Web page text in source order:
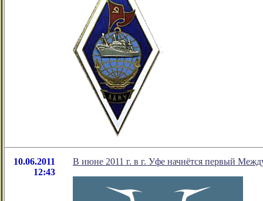
10.06.2011
12:43
В июне 2011 г. в г. Уфе начнётся первый